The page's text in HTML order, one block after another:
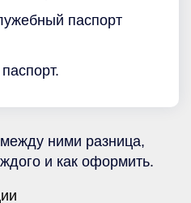
паспорт
ними разница,
и как оформить.